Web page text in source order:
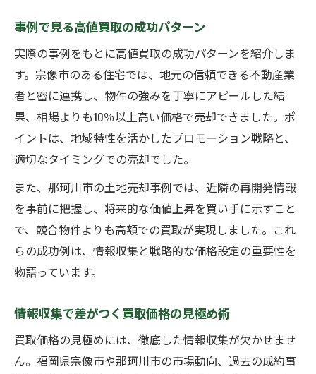
事例で見る高値買取の成功パターン
実際の事例をもとに高値買取の成功パターンを紹介しま
す。宗像市のある住宅では、地元の信頼できる不動産業
者と密に連携し、物件の強みを丁寧にアピールした結
果、相場よりも10％以上高い価格で売却できました。ポ
イントは、地域特性を活かしたプロモーション戦略と、
適切なタイミングでの売却でした。
また、那珂川市の土地売却事例では、近隣の再開発情報
を事前に把握し、将来的な価値上昇を買い手に示すこと
で、競合物件よりも高額での買取が実現しました。これ
らの成功例は、情報収集と戦略的な価格設定の重要性を
物語っています。
情報収集で差がつく買取価格の見極め術
買取価格の見極めには、徹底した情報収集が欠かせませ
ん。福岡県宗像市や那珂川市の市場動向、過去の成約事